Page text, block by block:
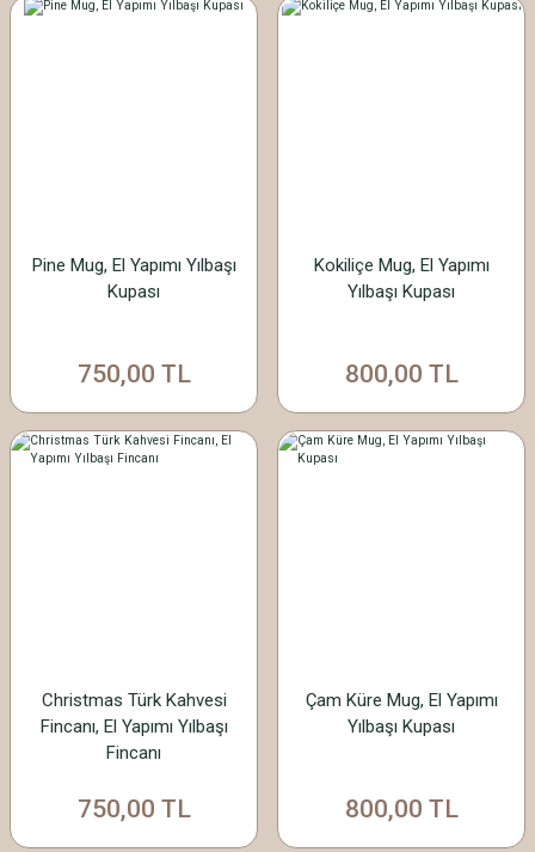
Pine Mug, El Yapımı Yılbaşı
Kupası
750,00 TL
Kokiliçe Mug, El Yapımı
Yılbaşı Kupası
800,00 TL
Christmas Türk Kahvesi
Fincanı, El Yapımı Yılbaşı
Fincanı
750,00 TL
Çam Küre Mug, El Yapımı
Yılbaşı Kupası
800,00 TL